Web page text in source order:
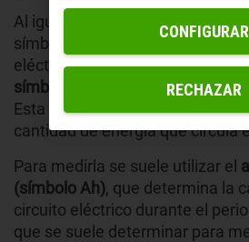
Al igual que la potencia se mide
símbolo, W) y el voltaje en
eléctrica se controla mediante
símbolo se reduce a la primera
Esta unidad de medida de la
cantidad de energía que circula
Para medirla se suele utilizar el
(símbolo Ah), que determina la
circuito eléctrico durante el
que se suele determinar para
CONFIGURAR
RECHAZAR